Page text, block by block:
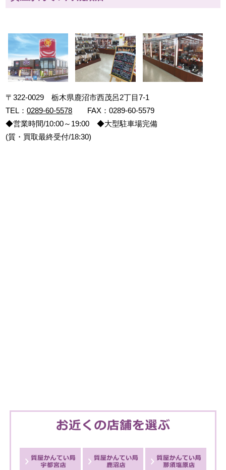
〒322-0029 栃木県鹿沼市西茂呂2丁目7-1
TEL：0289-60-5578 FAX：0289-60-5579
◆営業時間/10:00～19:00 ◆大型駐車場完備
(質・買取最終受付/18:30)